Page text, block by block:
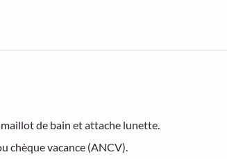
de bain et attache lunette.
chèque vacance (ANCV).